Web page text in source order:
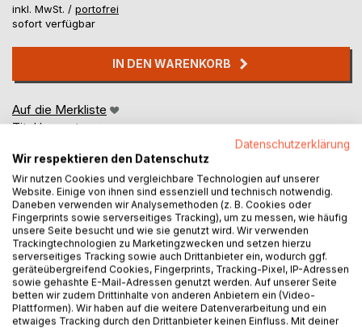
inkl. MwSt. / portofrei
sofort verfügbar
IN DEN WARENKORB
Auf die Merkliste
Titel bewerten
BESCHREIBUNG
Ein glückliches Leben hängt nicht von Geld, Gesundheit
oder der Erfüllung der eigenen Wünsche ab. Es gibt einen
Datenschutzerklärung
Wir respektieren den Datenschutz
Wir nutzen Cookies und vergleichbare Technologien auf unserer
Website. Einige von ihnen sind essenziell und technisch notwendig.
Daneben verwenden wir Analysemethoden (z. B. Cookies oder
Fingerprints sowie serverseitiges Tracking), um zu messen, wie häufig
unsere Seite besucht und wie sie genutzt wird. Wir verwenden
Trackingtechnologien zu Marketingzwecken und setzen hierzu
serverseitiges Tracking sowie auch Drittanbieter ein, wodurch ggf.
geräteübergreifend Cookies, Fingerprints, Tracking-Pixel, IP-Adressen
sowie gehashte E-Mail-Adressen genutzt werden. Auf unserer Seite
betten wir zudem Drittinhalte von anderen Anbietern ein (Video-
Plattformen). Wir haben auf die weitere Datenverarbeitung und ein
etwaiges Tracking durch den Drittanbieter keinen Einfluss. Mit deiner